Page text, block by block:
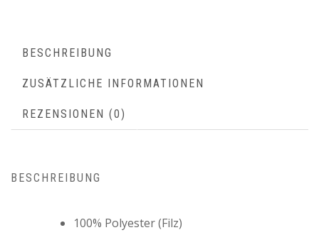
BESCHREIBUNG
ZUSÄTZLICHE INFORMATIONEN
REZENSIONEN (0)
BESCHREIBUNG
100% Polyester (Filz)